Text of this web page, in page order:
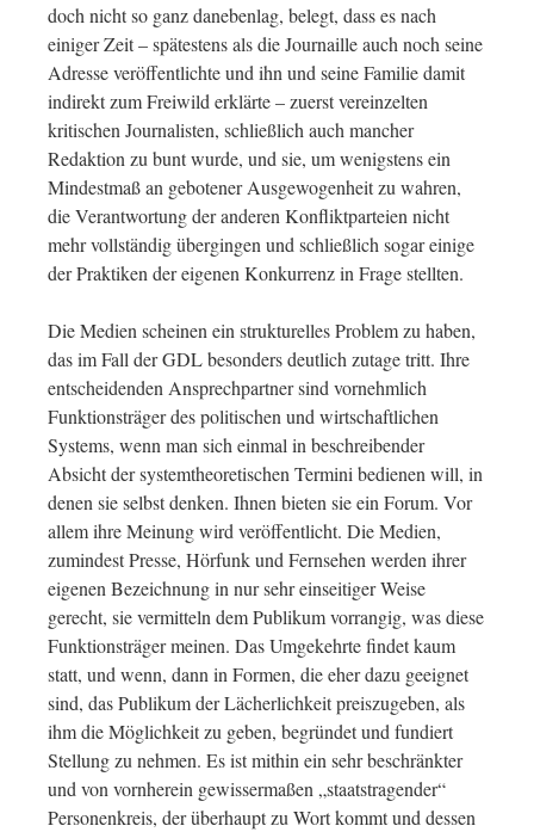
doch nicht so ganz danebenlag, belegt, dass es nach
einiger Zeit – spätestens als die Journaille auch noch seine
Adresse veröffentlichte und ihn und seine Familie damit
indirekt zum Freiwild erklärte – zuerst vereinzelten
kritischen Journalisten, schließlich auch mancher
Redaktion zu bunt wurde, und sie, um wenigstens ein
Mindestmaß an gebotener Ausgewogenheit zu wahren,
die Verantwortung der anderen Konfliktparteien nicht
mehr vollständig übergingen und schließlich sogar einige
der Praktiken der eigenen Konkurrenz in Frage stellten.
Die Medien scheinen ein strukturelles Problem zu haben,
das im Fall der GDL besonders deutlich zutage tritt. Ihre
entscheidenden Ansprechpartner sind vornehmlich
Funktionsträger des politischen und wirtschaftlichen
Systems, wenn man sich einmal in beschreibender
Absicht der systemtheoretischen Termini bedienen will, in
denen sie selbst denken. Ihnen bieten sie ein Forum. Vor
allem ihre Meinung wird veröffentlicht. Die Medien,
zumindest Presse, Hörfunk und Fernsehen werden ihrer
eigenen Bezeichnung in nur sehr einseitiger Weise
gerecht, sie vermitteln dem Publikum vorrangig, was diese
Funktionsträger meinen. Das Umgekehrte findet kaum
statt, und wenn, dann in Formen, die eher dazu geeignet
sind, das Publikum der Lächerlichkeit preiszugeben, als
ihm die Möglichkeit zu geben, begründet und fundiert
Stellung zu nehmen. Es ist mithin ein sehr beschränkter
und von vornherein gewissermaßen „staatstragender“
Personenkreis, der überhaupt zu Wort kommt und dessen